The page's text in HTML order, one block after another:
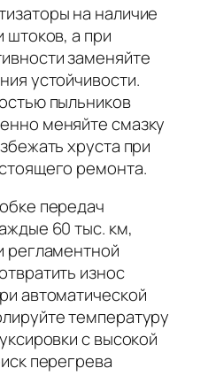
на наличие
штоков, а при
заменяйте
устойчивости.
пыльников
меняйте смазку
хруста при
ремонта.
передач
60 тыс. км,
регламентной
износ
автоматической
температуру
с высокой
перегрева